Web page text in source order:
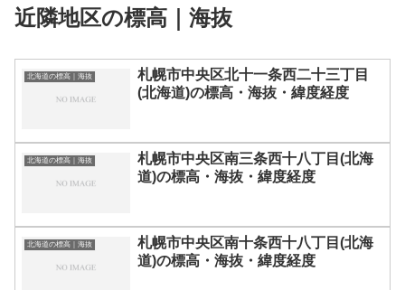
近隣地区の標高｜海抜
北海道の標高｜海抜
札幌市中央区北十一条西二十三丁目
(北海道)の標高・海抜・緯度経度
北海道の標高｜海抜
札幌市中央区南三条西十八丁目(北海
道)の標高・海抜・緯度経度
北海道の標高｜海抜
札幌市中央区南十条西十八丁目(北海
道)の標高・海抜・緯度経度